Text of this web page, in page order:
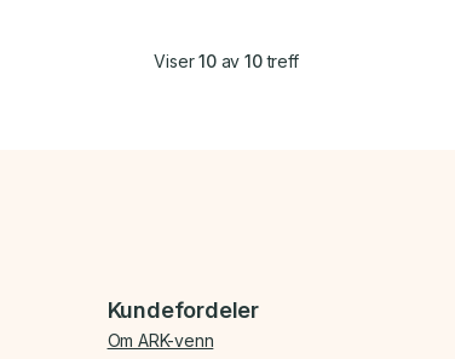
Viser10av 10treff
Kundefordeler
Om ARK-venn